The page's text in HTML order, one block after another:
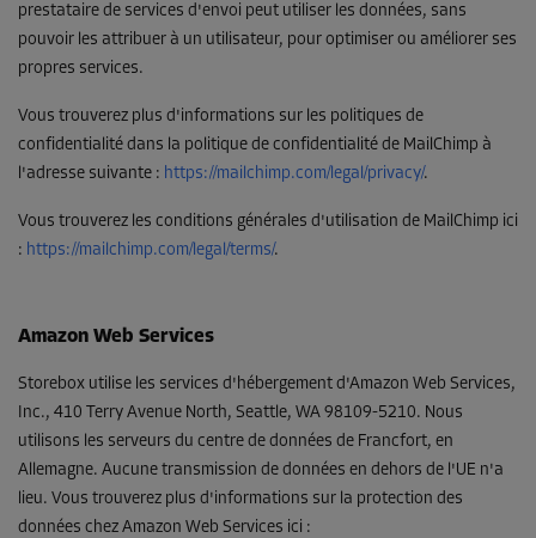
prestataire de services d'envoi peut utiliser les données, sans
pouvoir les attribuer à un utilisateur, pour optimiser ou améliorer ses
propres services.
Vous trouverez plus d'informations sur les politiques de
confidentialité dans la politique de confidentialité de MailChimp à
l'adresse suivante : https://mailchimp.com/legal/privacy/.
Vous trouverez les conditions générales d'utilisation de MailChimp ici
: https://mailchimp.com/legal/terms/.
Amazon Web Services
Storebox utilise les services d'hébergement d'Amazon Web Services,
Inc., 410 Terry Avenue North, Seattle, WA 98109-5210. Nous
utilisons les serveurs du centre de données de Francfort, en
Allemagne. Aucune transmission de données en dehors de l'UE n'a
lieu. Vous trouverez plus d'informations sur la protection des
données chez Amazon Web Services ici :